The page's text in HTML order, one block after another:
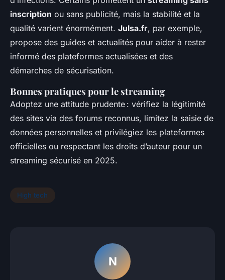
inscription ou sans publicité, mais la stabilité et la
qualité varient énormément. Julsa.fr, par exemple,
propose des guides et actualités pour aider à rester
informé des plateformes actualisées et des
démarches de sécurisation.
Bonnes pratiques pour le streaming
Adoptez une attitude prudente : vérifiez la légitimité
des sites via des forums reconnus, limitez la saisie de
données personnelles et privilégiez les plateformes
officielles ou respectant les droits d’auteur pour un
streaming sécurisé en 2025.
High tech
N